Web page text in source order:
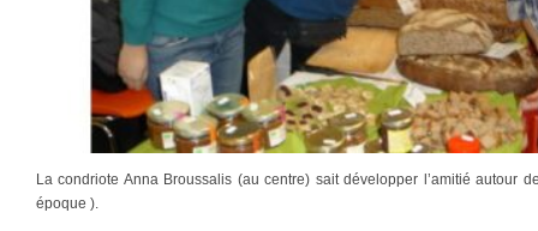
La condriote Anna Broussalis (au centre) sait développer l’amitié autour
époque ).